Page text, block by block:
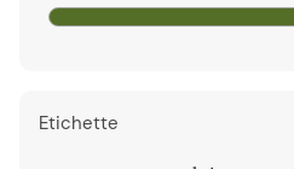
Etichette